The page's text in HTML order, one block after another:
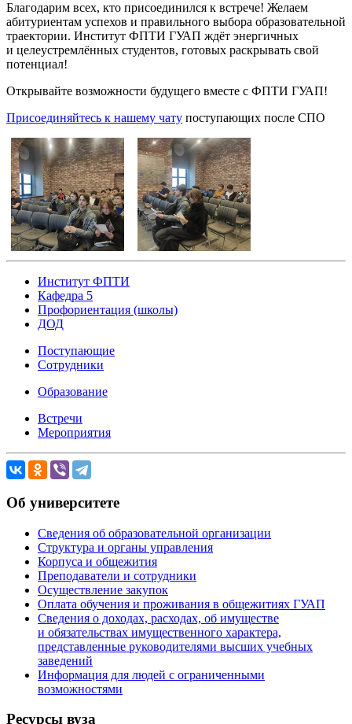
Благодарим всех, кто присоединился к встрече! Желаем
абитуриентам успехов и правильного выбора образовательной
траектории. Институт ФПТИ ГУАП ждёт энергичных
и целеустремлённых студентов, готовых раскрывать свой
потенциал!
Открывайте возможности будущего вместе с ФПТИ ГУАП!
Присоединяйтесь к нашему чату поступающих после СПО
Институт ФПТИ
Кафедра 5
Профориентация (школы)
ДОД
Поступающие
Сотрудники
Образование
Встречи
Мероприятия
Об университете
Сведения об образовательной организации
Структура и органы управления
Корпуса и общежития
Преподаватели и сотрудники
Осуществление закупок
Оплата обучения и проживания в общежитиях ГУАП
Сведения о доходах, расходах, об имуществе
и обязательствах имущественного характера,
представленные руководителями высших учебных
заведений
Информация для людей с ограниченными
возможностями
Ресурсы вуза